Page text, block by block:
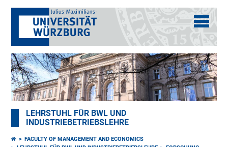
LEHRSTUHL FÜR BWL UND
INDUSTRIEBETRIEBSLEHRE
FACULTY OF MANAGEMENT AND ECONOMICS